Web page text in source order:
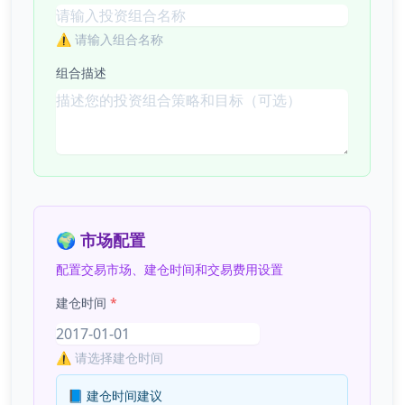
⚠️ 请输入组合名称
组合描述
🌍 市场配置
配置交易市场、建仓时间和交易费用设置
建仓时间 *
⚠️ 请选择建仓时间
📘 建仓时间建议